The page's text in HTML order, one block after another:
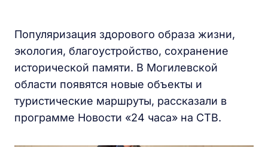
Популяризация здорового образа жизни,
экология, благоустройство, сохранение
исторической памяти. В Могилевской
области появятся новые объекты и
туристические маршруты, рассказали в
программе Новости «24 часа» на СТВ.